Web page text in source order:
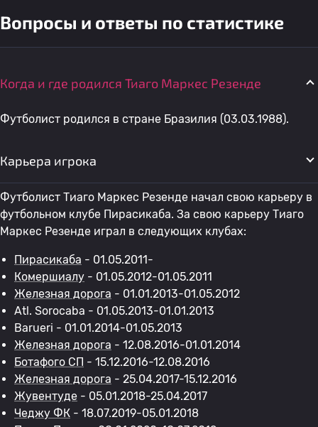
Вопросы и ответы по статистике
Когда и где родился Тиаго Маркес Резенде
Футболист родился в стране Бразилия (03.03.1988).
Карьера игрока
Футболист Тиаго Маркес Резенде начал свою карьеру в
футбольном клубе Пирасикаба. За свою карьеру Тиаго
Маркес Резенде играл в следующих клубах:
Пирасикаба - 01.05.2011-
Комершиалу - 01.05.2012-01.05.2011
Железная дорога - 01.01.2013-01.05.2012
Atl. Sorocaba - 01.05.2013-01.01.2013
Barueri - 01.01.2014-01.05.2013
Железная дорога - 12.08.2016-01.01.2014
Ботафого СП - 15.12.2016-12.08.2016
Железная дорога - 25.04.2017-15.12.2016
Жувентуде - 05.01.2018-25.04.2017
Чеджу ФК - 18.07.2019-05.01.2018